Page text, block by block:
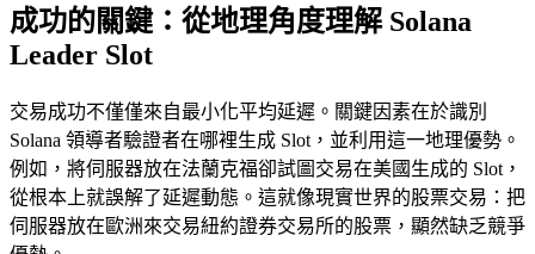
成功的關鍵：從地理角度理解 Solana
Leader Slot
交易成功不僅僅來自最小化平均延遲。關鍵因素在於識別
Solana 領導者驗證者在哪裡生成 Slot，並利用這一地理優勢。
例如，將伺服器放在法蘭克福卻試圖交易在美國生成的 Slot，
從根本上就誤解了延遲動態。這就像現實世界的股票交易：把
伺服器放在歐洲來交易紐約證券交易所的股票，顯然缺乏競爭